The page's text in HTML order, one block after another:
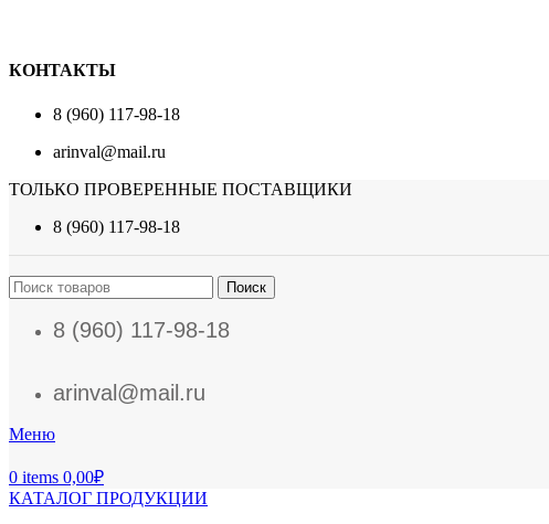
КОНТАКТЫ
8 (960) 117-98-18
arinval@mail.ru
ТОЛЬКО ПРОВЕРЕННЫЕ ПОСТАВЩИКИ
8 (960) 117-98-18
Поиск
8 (960) 117-98-18
arinval@mail.ru
Меню
0 items 0,00₽
КАТАЛОГ ПРОДУКЦИИ